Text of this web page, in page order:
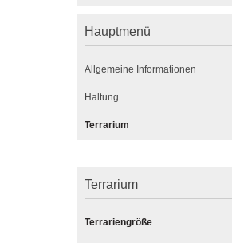
Hauptmenü
Allgemeine Informationen
Haltung
Terrarium
Terrarium
Terrariengröße